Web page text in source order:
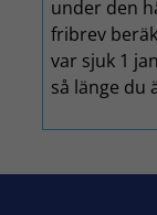
under den
fribrev
var sjuk 1
så länge du